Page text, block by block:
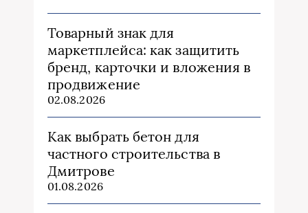
Товарный знак для
маркетплейса: как защитить
бренд, карточки и вложения в
продвижение
02.08.2026
Как выбрать бетон для
частного строительства в
Дмитрове
01.08.2026